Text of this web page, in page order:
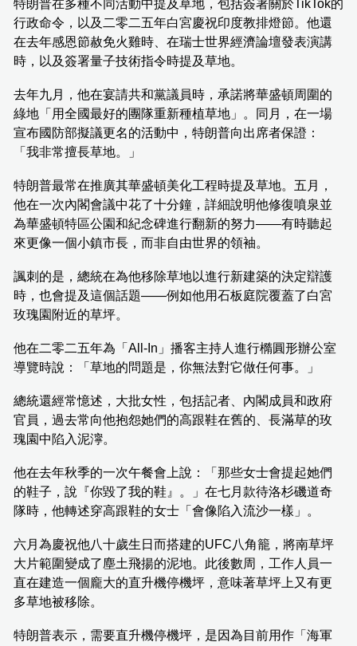
特朗普在多種不同活動中提及草地，包括簽署關於TikTok的
行政命令，以及二零二五年白宮慶祝印度教排燈節。他還
在去年感恩節赦免火雞時、在瑞士世界經濟論壇發表演講
時，以及簽署量子技術指令時提及草地。
去年九月，他在宴請共和黨議員時，承諾將華盛頓周圍的
綠地「用全國最好的團隊重新種植草地」。同月，在一場
宣布國防部擬議更名的活動中，特朗普向出席者保證：
「我非常擅長草地。」
特朗普最常在推廣其華盛頓美化工程時提及草地。五月，
他在一次內閣會議中花了十分鐘，詳細說明他修復噴泉並
為華盛頓特區公園和紀念碑進行翻新的努力——有時聽起
來更像一個小鎮市長，而非自由世界的領袖。
諷刺的是，總統在為他移除草地以進行新建築的決定辯護
時，也會提及這個話題——例如他用石板庭院覆蓋了白宮
玫瑰園附近的草坪。
他在二零二五年為「All-In」播客主持人進行橢圓形辦公室
導覽時說：「草地的問題是，你無法對它做任何事。」
總統還經常憶述，大批女性，包括記者、內閣成員和政府
官員，過去常向他抱怨她們的高跟鞋在舊的、長滿草的玫
瑰園中陷入泥濘。
他在去年秋季的一次午餐會上說：「那些女士會提起她們
的鞋子，說『你毀了我的鞋』。」在七月款待洛杉磯道奇
隊時，他轉述穿高跟鞋的女士「會像陷入流沙一樣」。
六月為慶祝他八十歲生日而搭建的UFC八角籠，將南草坪
大片範圍變成了塵土飛揚的泥地。此後數周，工作人員一
直在建造一個龐大的直升機停機坪，意味著草坪上又有更
多草地被移除。
特朗普表示，需要直升機停機坪，是因為目前用作「海軍